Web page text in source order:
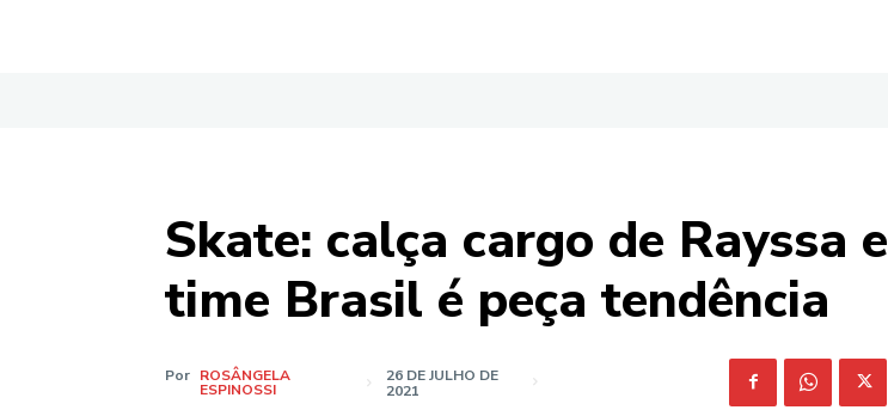
Skate: calça cargo de Rayssa e
time Brasil é peça tendência
Por ROSÂNGELA
ESPINOSSI
26 DE JULHO DE
2021